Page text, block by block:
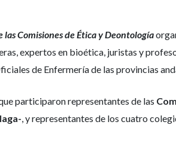
las Comisiones de Ética y Deontología
expertos en bioética, juristas y
de Enfermería de las provincias
participaron representantes de las
, y representantes de los cuatro